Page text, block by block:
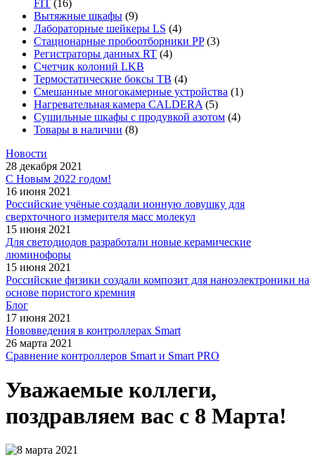
FIT (16)
Вытяжные шкафы (9)
Лабораторные шейкеры LS (4)
Стационарные пробоотборники PP (3)
Регистраторы данных RT (4)
Счетчик колоний LKB
Термостатические боксы TB (4)
Смешанные многокамерные устройства (1)
Нагревательная камера CALDERA (5)
Сушильные шкафы с продувкой азотом (4)
Товары в наличии (8)
Новости
28 декабря 2021
С Новым 2022 годом!
16 июня 2021
Российские учёные создали ионную ловушку для
сверхточного измерителя масс молекул
15 июня 2021
Для светодиодов разработали новые керамические
люминофоры
15 июня 2021
Российские физики создали композит для наноэлектроники на
основе пористого кремния
Блог
17 июня 2021
Нововведения в контроллерах Smart
26 марта 2021
Сравнение контроллеров Smart и Smart PRO
Уважаемые коллеги,
поздравляем вас с 8 Марта!